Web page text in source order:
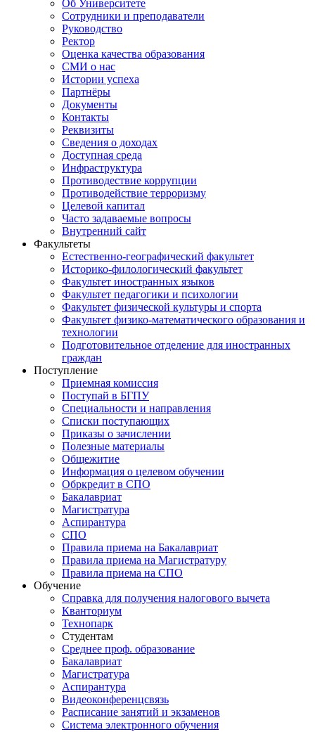
Об Университете
Сотрудники и преподаватели
Руководство
Ректор
Оценка качества образования
СМИ о нас
Истории успеха
Партнёры
Документы
Контакты
Реквизиты
Сведения о доходах
Доступная среда
Инфраструктура
Противодествие коррупции
Противодействие терроризму
Целевой капитал
Часто задаваемые вопросы
Внутренний сайт
Факультеты
Естественно-географический факультет
Историко-филологический факультет
Факультет иностранных языков
Факультет педагогики и психологии
Факультет физической культуры и спорта
Факультет физико-математического образования и
технологии
Подготовительное отделение для иностранных
граждан
Поступление
Приемная комиссия
Поступай в БГПУ
Специальности и направления
Списки поступающих
Приказы о зачислении
Полезные материалы
Общежитие
Информация о целевом обучении
Обркредит в СПО
Бакалавриат
Магистратура
Аспирантура
СПО
Правила приема на Бакалавриат
Правила приема на Магистратуру
Правила приема на СПО
Обучение
Справка для получения налогового вычета
Кванториум
Технопарк
Студентам
Cреднее проф. образование
Бакалавриат
Магистратура
Аспирантура
Видеоконференцсвязь
Расписание занятий и экзаменов
Система электронного обучения